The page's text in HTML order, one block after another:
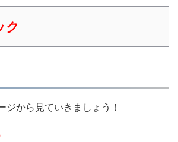
ク
ジから見ていきましょう！